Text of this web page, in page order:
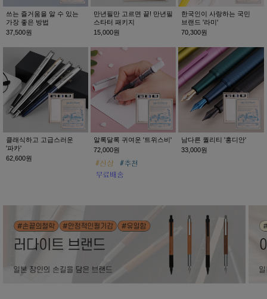
쓰는 즐거움을 알 수 있는
가장 좋은 방법
37,500원
만년필만 고르면 끝! 만년필
스타터 패키지
15,000원
한국인이 사랑하는 국민
브랜드 '라미'
70,300원
클래식하고 고급스러운
'파카'
62,600원
알록달록 귀여운 '트위스비'
72,000원
남다른 퀄리티 '홍디안'
33,000원